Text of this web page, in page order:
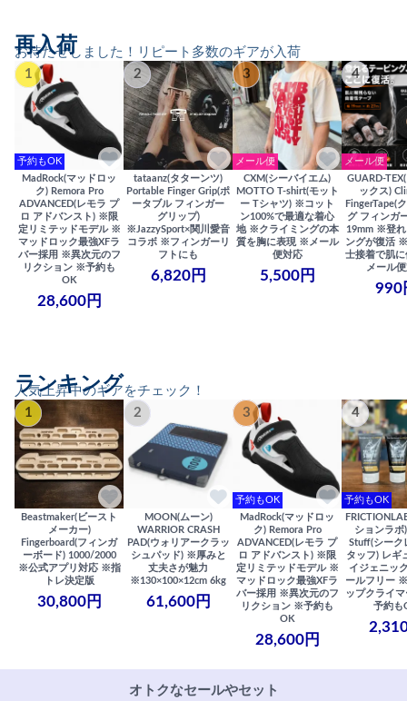
お待たせしました！リピート多数のギアが入荷
再入荷
1
予約もOK
MadRock(マッドロッ
ク) Remora Pro
ADVANCED(レモラ プ
ロ アドバンスト) ※限
定リミテッドモデル ※
マッドロック最強XFラ
バー採用 ※異次元のフ
リクション ※予約も
OK
28,600円
2
tataanz(タターンツ)
Portable Finger Grip(ポ
ータブル フィンガー
グリップ)
※JazzySport×関川愛音
コラボ ※フィンガーリ
フトにも
6,820円
3
メール便
CXM(シーバイエム)
MOTTO T-shirt(モット
ー Tシャツ) ※コット
ン100%で最適な着心
地 ※クライミングの本
質を胸に表現 ※メール
便対応
5,500円
4
メール便
GUARD-
ックス)
FingerTape(
グ フィンガ
19mm ※登れ
ングが復活
士接着で肌
メール
990
人気上昇中のギアをチェック！
ランキング
1
Beastmaker(ビースト
メーカー)
Fingerboard(フィンガ
ーボード) 1000/2000
※公式アプリ対応 ※指
トレ決定版
30,800円
2
MOON(ムーン)
WARRIOR CRASH
PAD(ウォリアークラッ
シュパッド) ※厚みと
丈夫さが魅力
※130×100×12cm 6kg
61,600円
3
予約もOK
MadRock(マッドロッ
ク) Remora Pro
ADVANCED(レモラ プ
ロ アドバンスト) ※限
定リミテッドモデル ※
マッドロック最強XFラ
バー採用 ※異次元のフ
リクション ※予約も
OK
28,600円
4
予約もOK
ションラボ
Stuff(シーク
タッフ) レギ
イジェニッ
ールフリー
ップクライ
予約も
オトクなセールやセット